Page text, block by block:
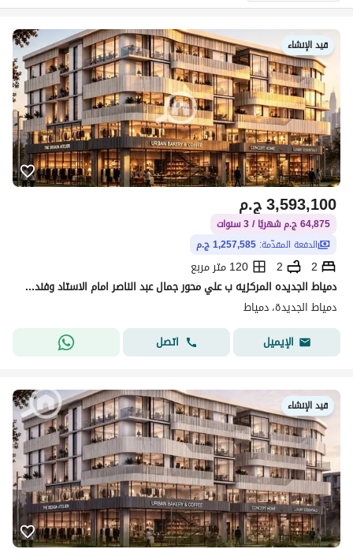
قيد الإنشاء
ج.م3,593,100
64,875 ج.م شهريًا / 3 سنوات
الدفعة المقدّمة: 1,257,585 ج.م
2
2
120 متر مربع
دمياط الجديده المركزيه ب علي محور جمال عبد الناصر امام الاستاد وفندق لمار
دمياط الجديدة، دمياط
الإيميل
اتصل
قيد الإنشاء